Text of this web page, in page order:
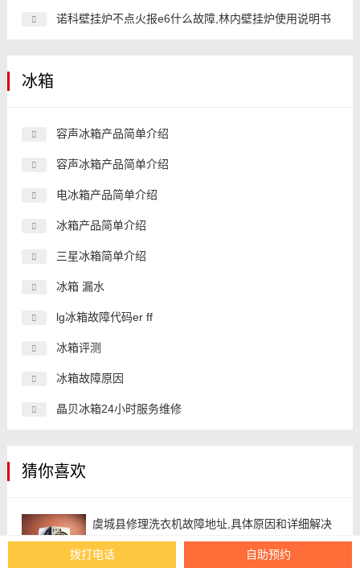
诺科壁挂炉不点火报e6什么故障,林内壁挂炉使用说明书
冰箱
容声冰箱产品简单介绍
容声冰箱产品简单介绍
电冰箱产品简单介绍
冰箱产品简单介绍
三星冰箱简单介绍
冰箱 漏水
lg冰箱故障代码er ff
冰箱评测
冰箱故障原因
晶贝冰箱24小时服务维修
猜你喜欢
虞城县修理洗衣机故障地址,具体原因和详细解决
方法
拨打电话
自助预约